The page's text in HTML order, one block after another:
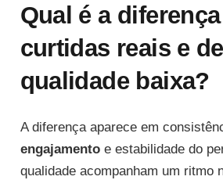
Qual é a
curtidas reais e de
qualidade baixa?
A diferença aparece em
engajamentoe estabilidade do
qualidade acompanham um ritmo